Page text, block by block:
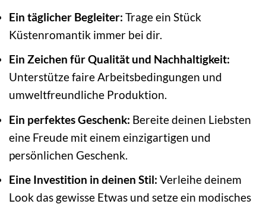
Ein täglicher Begleiter: Trage ein Stück
Küstenromantik immer bei dir.
Ein Zeichen für Qualität und Nachhaltigkeit:
Unterstütze faire Arbeitsbedingungen und
umweltfreundliche Produktion.
Ein perfektes Geschenk: Bereite deinen Liebsten
eine Freude mit einem einzigartigen und
persönlichen Geschenk.
Eine Investition in deinen Stil: Verleihe deinem
Look das gewisse Etwas und setze ein modisches